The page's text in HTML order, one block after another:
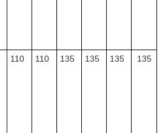
110 110 135 135 135 135